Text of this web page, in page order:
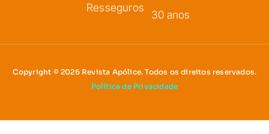
Resseguros
30 anos
Copyright © 2026 Revista Apólice. Todos os direitos reservados.
Política de Privacidade